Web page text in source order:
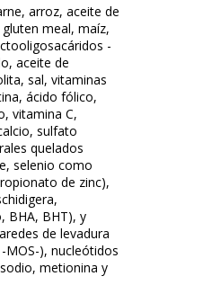
arroz, aceite de
meal, maíz,
-
aceite de
sal, vitaminas
ácido fólico,
vitamina C,
sulfato
quelados
selenio como
de zinc),
BHA, BHT), y
de levadura
), nucleótidos
metionina y